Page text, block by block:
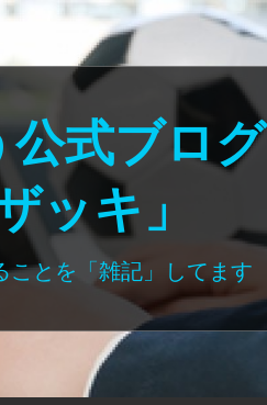
式ブログ
ッキ」
ことを「雑記」してます